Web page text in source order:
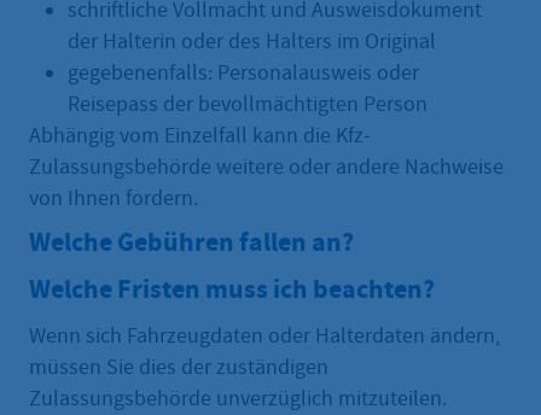
schriftliche Vollmacht und Ausweisdokument
der Halterin oder des Halters im Original
gegebenenfalls: Personalausweis oder
Reisepass der bevollmächtigten Person
Abhängig vom Einzelfall kann die Kfz-
Zulassungsbehörde weitere oder andere Nachweise
von Ihnen fordern.
Welche Gebühren fallen an?
Welche Fristen muss ich beachten?
Wenn sich Fahrzeugdaten oder Halterdaten ändern,
müssen Sie dies der zuständigen
Zulassungsbehörde unverzüglich mitzuteilen.